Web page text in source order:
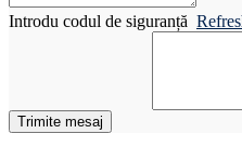
Introdu codul de siguranță
Trimite mesaj